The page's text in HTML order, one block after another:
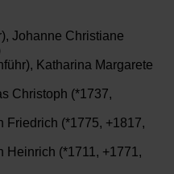
Johanne Christiane
Katharina Margarete
Christoph (*1737,
Friedrich (*1775, +1817,
Heinrich (*1711, +1771,